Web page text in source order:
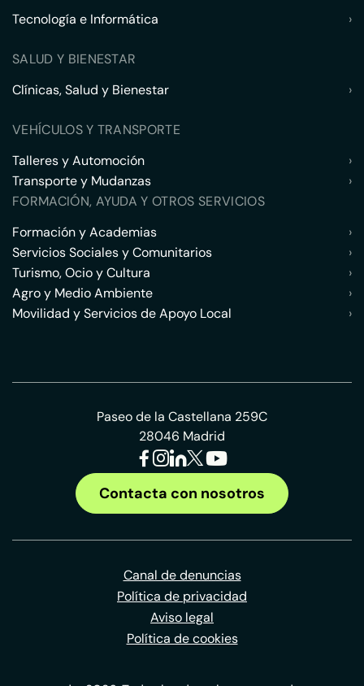
Tecnología e Informática
›
SALUD Y BIENESTAR
Clínicas, Salud y Bienestar
›
VEHÍCULOS Y TRANSPORTE
Talleres y Automoción
›
Transporte y Mudanzas
›
FORMACIÓN, AYUDA Y OTROS SERVICIOS
Formación y Academias
›
Servicios Sociales y Comunitarios
›
Turismo, Ocio y Cultura
›
Agro y Medio Ambiente
›
Movilidad y Servicios de Apoyo Local
›
Paseo de la Castellana 259C
28046 Madrid
Contacta con nosotros
Canal de denuncias
Política de privacidad
Aviso legal
Política de cookies